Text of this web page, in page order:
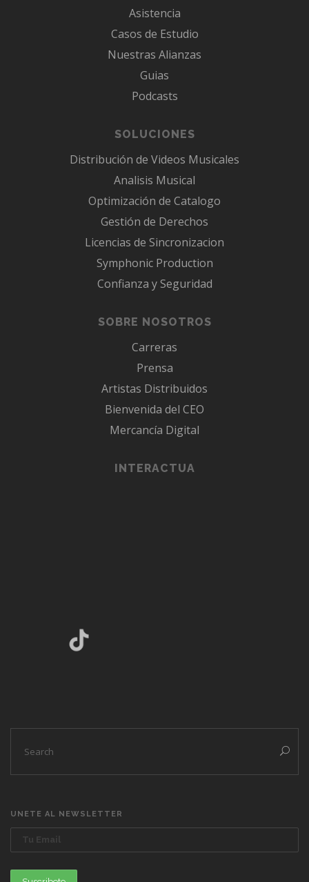
Asistencia
Casos de Estudio
Nuestras Alianzas
Guias
Podcasts
SOLUCIONES
Distribución de Videos Musicales
Analisis Musical
Optimización de Catalogo
Gestión de Derechos
Licencias de Sincronizacion
Symphonic Production
Confianza y Seguridad
SOBRE NOSOTROS
Carreras
Prensa
Artistas Distribuidos
Bienvenida del CEO
Mercancía Digital
INTERACTUA
UNETE AL NEWSLETTER